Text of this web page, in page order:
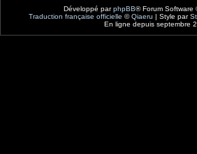
Développé parphpBB® Forum Software
Traduction française officielle ©Qiaeru | Style par
En ligne depuis septembre